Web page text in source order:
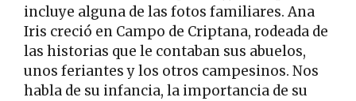
incluye alguna de las fotos familiares. Ana
Iris creció en Campo de Criptana, rodeada de
las historias que le contaban sus abuelos,
unos feriantes y los otros campesinos. Nos
habla de su infancia, la importancia de su